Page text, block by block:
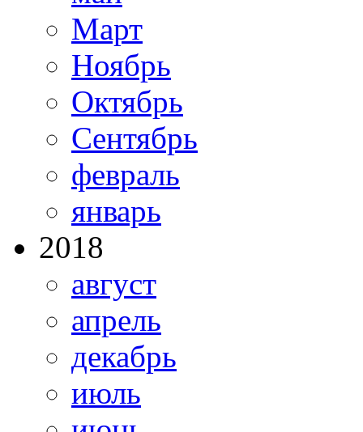
Март
Ноябрь
Октябрь
Сентябрь
февраль
январь
2018
август
апрель
декабрь
июль